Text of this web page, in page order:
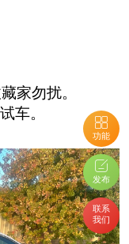
功能
发布
联系
我们
家勿扰。
车。